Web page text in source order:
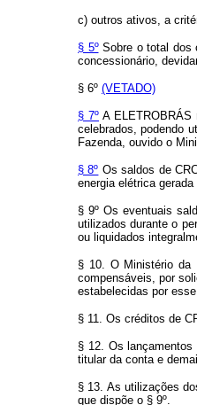
c) outros ativos, a
§ 5ºSobre o total dos
concessionário,
§ 6º (VETADO)
§ 7º A
celebrados, podendo
Fazenda, ouvido o
§ 8º Os saldos de
energia elétrica
§ 9º Os eventuais
utilizados durante o
ou liquidados
§ 10. O Ministério da
compensáveis, por
estabelecidas por
§ 11. Os créditos de
§ 12. Os
titular da conta e
§ 13. As utilizações
que dispõe o § 9º.